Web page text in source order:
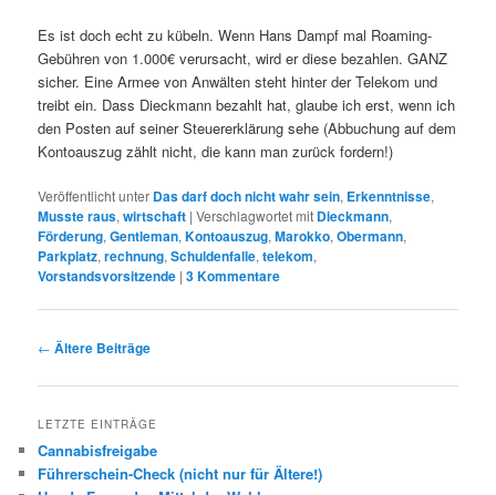
Es ist doch echt zu kübeln. Wenn Hans Dampf mal Roaming-
Gebühren von 1.000€ verursacht, wird er diese bezahlen. GANZ
sicher. Eine Armee von Anwälten steht hinter der Telekom und
treibt ein. Dass Dieckmann bezahlt hat, glaube ich erst, wenn ich
den Posten auf seiner Steuererklärung sehe (Abbuchung auf dem
Kontoauszug zählt nicht, die kann man zurück fordern!)
Veröffentlicht unter Das darf doch nicht wahr sein, Erkenntnisse,
Musste raus,wirtschaft |Verschlagwortet mit Dieckmann,
Förderung,Gentleman,Kontoauszug,Marokko,Obermann,
Parkplatz,rechnung,Schuldenfalle,telekom,
Vorstandsvorsitzende |3Kommentare
Beitrags-
← Ältere Beiträge
LETZTE EINTRÄGE
Cannabisfreigabe
Führerschein-Check (nicht nur für Ältere!)